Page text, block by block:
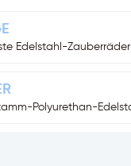
Edelstahl-Zauberräder
Polyurethan-